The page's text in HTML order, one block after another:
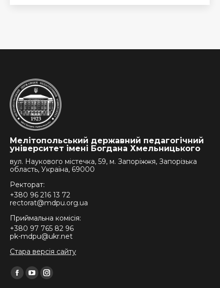
Мелітопольський державний педагогічний
університет імені Богдана Хмельницького
вул. Наукового містечка, 59, м. Запоріжжя, Запорізька
область, Україна, 69000
Ректорат:
+380 96 216 13 72
rectorat@mdpu.org.ua
Приймальна комісія:
+380 97 765 82 96
pk-mdpu@ukr.net
Стара версія сайту
Find us on:
Facebook
YouTubeInstagram